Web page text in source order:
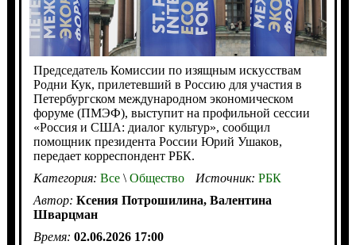
Председатель Комиссии по изящным искусствам
Родни Кук, прилетевший в Россию для участия в
Петербургском международном экономическом
форуме (ПМЭФ), выступит на профильной сессии
«Россия и США: диалог культур», сообщил
помощник президента России Юрий Ушаков,
передает корреспондент РБК.
Категория: Все\Общество Источник: РБК
Автор: Ксения Потрошилина, Валентина
Шварцман
Время: 02.06.2026 17:00